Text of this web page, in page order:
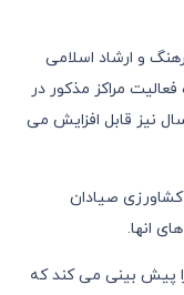
و ارشاد اسلامی
حوزه فعالیت مراکز مذکور در
محروم کشور باشد این معافیت تا ٨ سال نیز قابل افزایش می
صیادان
انها.
را پیش بینی می کند که